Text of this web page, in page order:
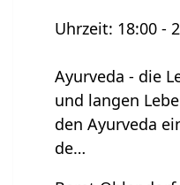
Uhrzeit: 18:00 -
Ayurveda - die
und langen
den Ayurveda
de…